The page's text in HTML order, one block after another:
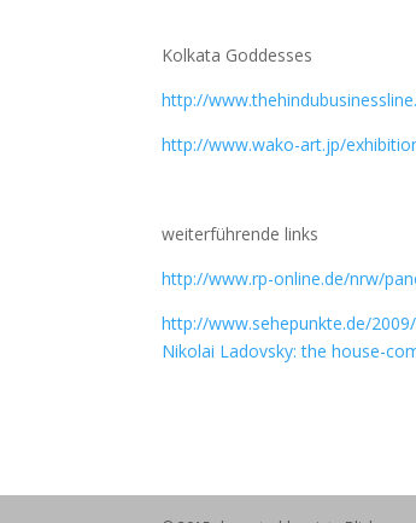
Kolkata Goddesses
http://
http://www.wako-art.jp/
weiterführende links
http://www.rp-online.de/nrw/
http://www.sehepunkte.de/
Nikolai Ladovsky: the house-